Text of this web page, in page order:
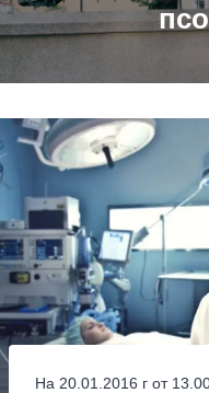
На 20.01.2016 г от